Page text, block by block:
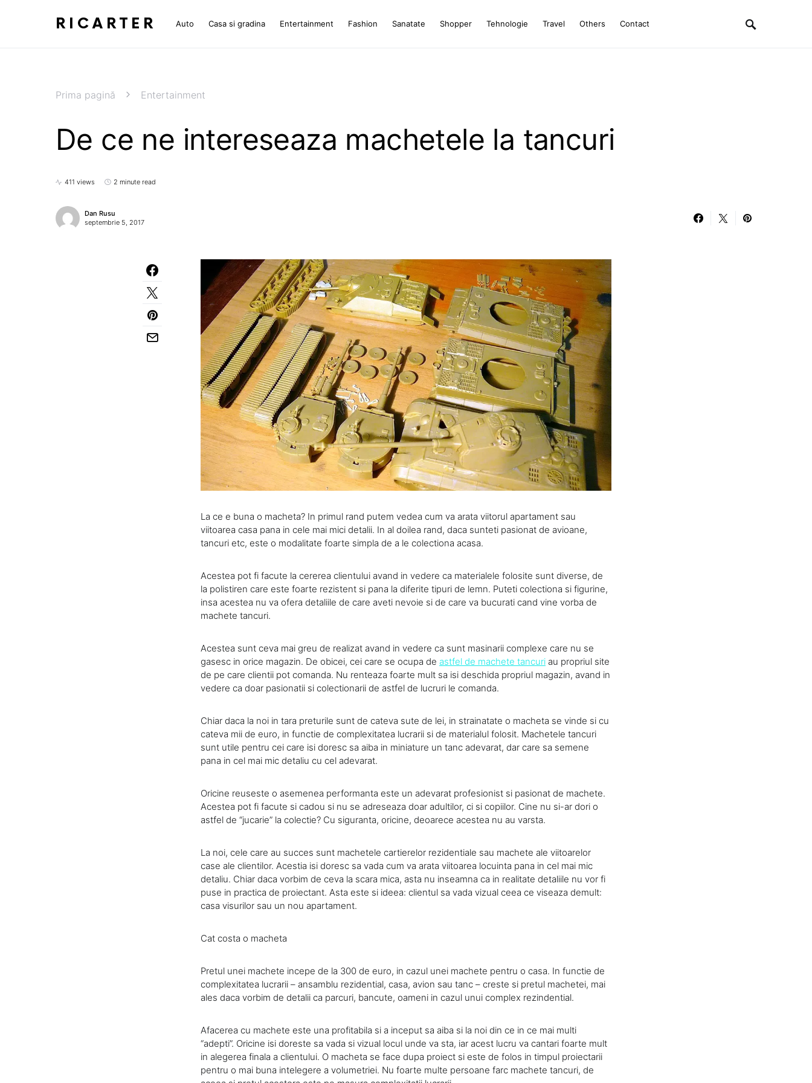
RICARTER Auto Casa si gradina Entertainment Fashion Sanatate Shopper Tehnologie Travel Others Contact
Prima pagină Entertainment
De ce ne intereseaza machetele la tancuri
411 views 2 minute read
Dan Rusu
septembrie 5, 2017
La ce e buna o macheta? In primul rand putem vedea cum va arata viitorul apartament sau
viitoarea casa pana in cele mai mici detalii. In al doilea rand, daca sunteti pasionat de avioane,
tancuri etc, este o modalitate foarte simpla de a le colectiona acasa.
Acestea pot fi facute la cererea clientului avand in vedere ca materialele folosite sunt diverse, de
la polistiren care este foarte rezistent si pana la diferite tipuri de lemn. Puteti colectiona si figurine,
insa acestea nu va ofera detaliile de care aveti nevoie si de care va bucurati cand vine vorba de
machete tancuri.
Acestea sunt ceva mai greu de realizat avand in vedere ca sunt masinarii complexe care nu se
gasesc in orice magazin. De obicei, cei care se ocupa de astfel de machete tancuri au propriul site
de pe care clientii pot comanda. Nu renteaza foarte mult sa isi deschida propriul magazin, avand in
vedere ca doar pasionatii si colectionarii de astfel de lucruri le comanda.
Chiar daca la noi in tara preturile sunt de cateva sute de lei, in strainatate o macheta se vinde si cu
cateva mii de euro, in functie de complexitatea lucrarii si de materialul folosit. Machetele tancuri
sunt utile pentru cei care isi doresc sa aiba in miniature un tanc adevarat, dar care sa semene
pana in cel mai mic detaliu cu cel adevarat.
Oricine reuseste o asemenea performanta este un adevarat profesionist si pasionat de machete.
Acestea pot fi facute si cadou si nu se adreseaza doar adultilor, ci si copiilor. Cine nu si-ar dori o
astfel de “jucarie” la colectie? Cu siguranta, oricine, deoarece acestea nu au varsta.
La noi, cele care au succes sunt machetele cartierelor rezidentiale sau machete ale viitoarelor
case ale clientilor. Acestia isi doresc sa vada cum va arata viitoarea locuinta pana in cel mai mic
detaliu. Chiar daca vorbim de ceva la scara mica, asta nu inseamna ca in realitate detaliile nu vor fi
puse in practica de proiectant. Asta este si ideea: clientul sa vada vizual ceea ce viseaza demult:
casa visurilor sau un nou apartament.
Cat costa o macheta
Pretul unei machete incepe de la 300 de euro, in cazul unei machete pentru o casa. In functie de
complexitatea lucrarii – ansamblu rezidential, casa, avion sau tanc – creste si pretul machetei, mai
ales daca vorbim de detalii ca parcuri, bancute, oameni in cazul unui complex rezindential.
Afacerea cu machete este una profitabila si a inceput sa aiba si la noi din ce in ce mai multi
“adepti”. Oricine isi doreste sa vada si vizual locul unde va sta, iar acest lucru va cantari foarte mult
in alegerea finala a clientului. O macheta se face dupa proiect si este de folos in timpul proiectarii
pentru o mai buna intelegere a volumetriei. Nu foarte multe persoane farc machete tancuri, de